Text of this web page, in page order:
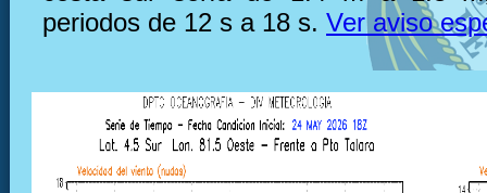
periodos de 12 s a 18 s. Ver aviso